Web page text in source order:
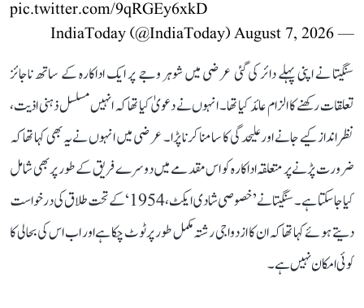
pic.twitter.com/9qRGEy6xkD
— IndiaToday (@IndiaToday)
August 7, 2026
سنگیتا نے اپنی پہلے دائر کی گئی عرضی میں شوہر وجے پر ایک اداکارہ کے ساتھ ناجائز
تعلقات رکھنے کا الزام عائد کیا تھا۔ انہوں نے دعویٰ کیا تھا کہ انہیں مسلسل ذہنی اذیت،
نظر انداز کیے جانے اور علیحدگی کا سامنا کرنا پڑا۔ عرضی میں انہوں نے یہ بھی کہا تھا کہ
ضرورت پڑنے پر متعلقہ اداکارہ کو اس مقدمے میں دوسرے فریق کے طور پر بھی شامل
کیا جا سکتا ہے۔ سنگیتا نے ’خصوصی شادی ایکٹ، 1954‘ کے تحت طلاق کی درخواست
دیتے ہوئے کہا تھا کہ ان کا ازدواجی رشتہ مکمل طور پر ٹوٹ چکا ہے اور اب اس کی بحالی کا
کوئی امکان نہیں ہے۔